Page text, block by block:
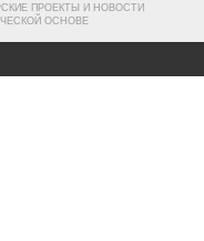
ПРОЕКТЫ И НОВОСТИ
ОСНОВЕ